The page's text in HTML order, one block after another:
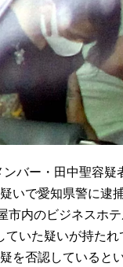
ンバー・田中聖容疑
いで愛知県警に逮
市内のビジネスホ
ていた疑いが持た
疑を否認していると